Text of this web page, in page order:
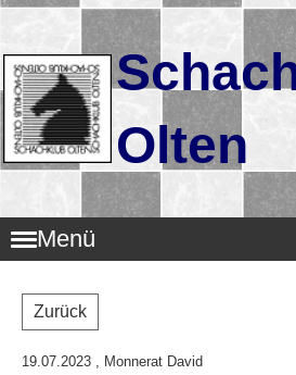
Olten
Menü
Zurück
19.07.2023 , Monnerat David